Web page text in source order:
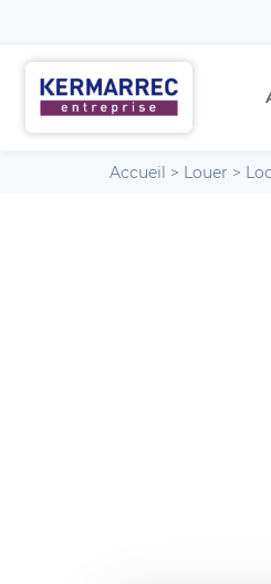
Accueil > Louer >